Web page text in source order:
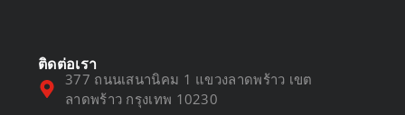
ติดต่อเรา
377 ถนนเสนานิคม 1 แขวงลาดพร้าว เขต
ลาดพร้าว กรุงเทพ 10230